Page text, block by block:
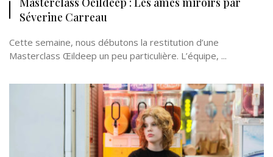
Séverine Carreau
Cette semaine, nous débutons la restitution d’une
Masterclass Œildeep un peu particulière. L’équipe, ...